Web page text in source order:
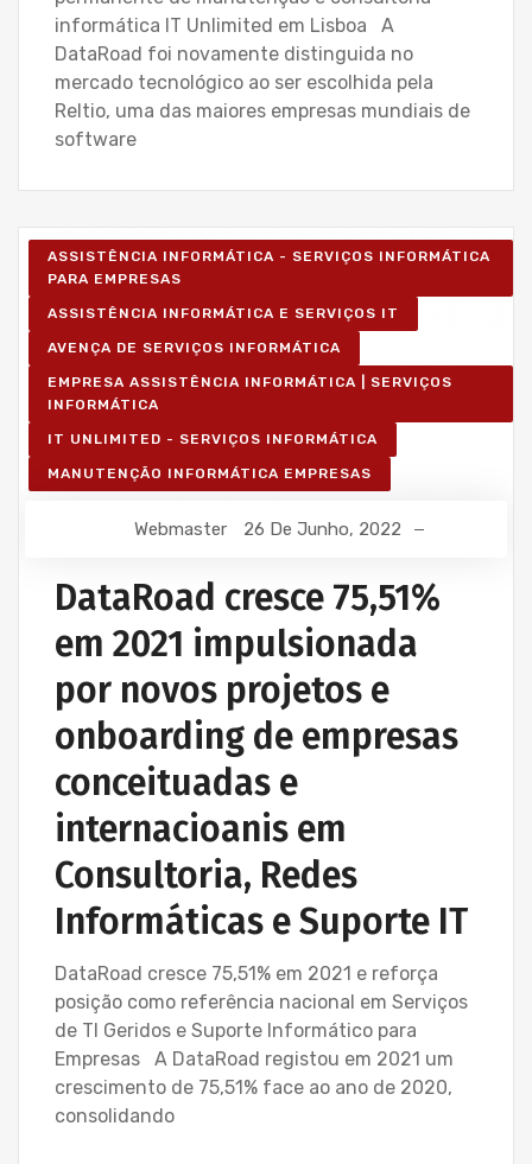
informática IT Unlimited em Lisboa A
DataRoad foi novamente distinguida no
mercado tecnológico ao ser escolhida pela
Reltio, uma das maiores empresas mundiais de
software
ASSISTÊNCIA INFORMÁTICA - SERVIÇOS INFORMÁTICA
PARA EMPRESAS
ASSISTÊNCIA INFORMÁTICA E SERVIÇOS IT
AVENÇA DE SERVIÇOS INFORMÁTICA
EMPRESA ASSISTÊNCIA INFORMÁTICA | SERVIÇOS
INFORMÁTICA
IT UNLIMITED - SERVIÇOS INFORMÁTICA
MANUTENÇÃO INFORMÁTICA EMPRESAS
Webmaster 26 De Junho, 2022
DataRoad cresce 75,51%
em 2021 impulsionada
por novos projetos e
onboarding de empresas
conceituadas e
internacioanis em
Consultoria, Redes
Informáticas e Suporte IT
DataRoad cresce 75,51% em 2021 e reforça
posição como referência nacional em Serviços
de TI Geridos e Suporte Informático para
Empresas A DataRoad registou em 2021 um
crescimento de 75,51% face ao ano de 2020,
consolidando